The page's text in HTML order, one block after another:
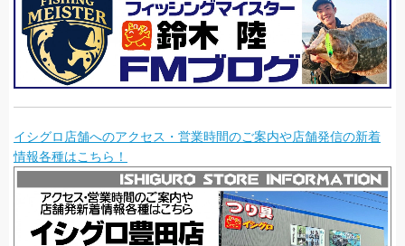
イシグロ店舗へのアクセス・営業時間のご案内や店舗発信の新着
情報各種はこちら！